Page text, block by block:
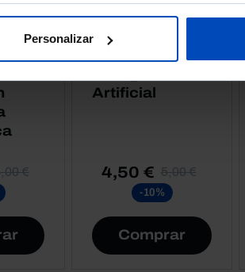
Personalizar
€
Economia,
Artificial
4,50 € 5,00 €
-10%
Comprar